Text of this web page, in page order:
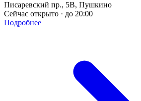
Писаревский пр., 5В, Пушкино
Сейчас открыто · до 20:00
Подробнее